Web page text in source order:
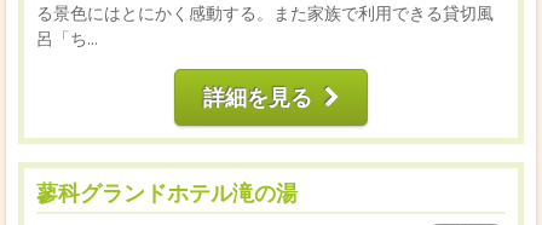
る景色にはとにかく感動する。また家族で利用できる貸切風
呂「ち...
詳細を見る
蓼科グランドホテル滝の湯